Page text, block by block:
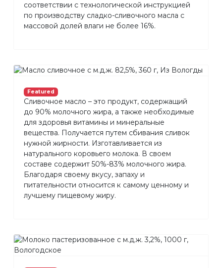
соответствии с технологической инструкцией
по производству сладко-сливочного масла с
массовой долей влаги не более 16%.
Featured
Сливочное масло – это продукт, содержащий
до 90% молочного жира, а также необходимые
для здоровья витамины и минеральные
вещества. Получается путем сбивания сливок
нужной жирности. Изготавливается из
натурального коровьего молока. В своем
составе содержит 50%-83% молочного жира.
Благодаря своему вкусу, запаху и
питательности относится к самому ценному и
лучшему пищевому жиру.